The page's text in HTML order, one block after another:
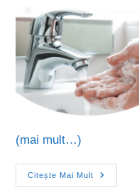
(mai mult…)
Citește Mai Mult